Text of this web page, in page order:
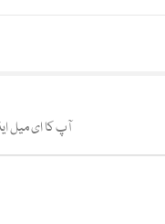
آپ کا ای میل